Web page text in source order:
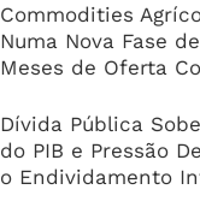
Commodities
Numa Nova Fase
Meses de Oferta
Dívida Pública
do PIB e Pressão
o Endividamento